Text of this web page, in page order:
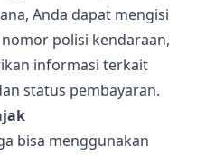
Anda dapat mengisi
polisi kendaraan,
informasi terkait
status pembayaran.
bisa menggunakan